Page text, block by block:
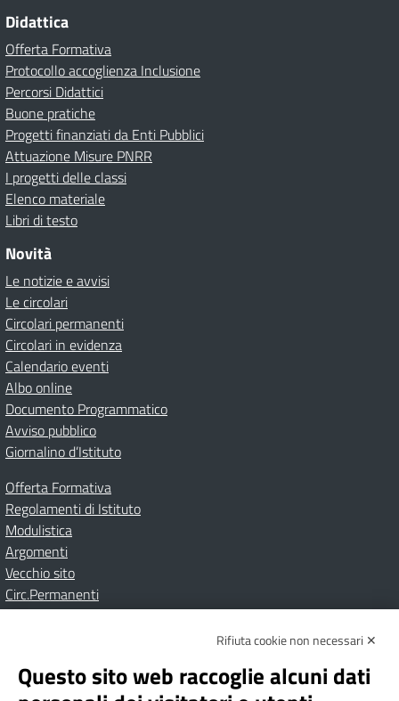
Didattica
Offerta Formativa
Protocollo accoglienza Inclusione
Percorsi Didattici
Buone pratiche
Progetti finanziati da Enti Pubblici
Attuazione Misure PNRR
I progetti delle classi
Elenco materiale
Libri di testo
Novità
Le notizie e avvisi
Le circolari
Circolari permanenti
Circolari in evidenza
Calendario eventi
Albo online
Documento Programmatico
Avviso pubblico
Giornalino d’Istituto
Offerta Formativa
Regolamenti di Istituto
Modulistica
Argomenti
Vecchio sito
Circ.Permanenti
Albo onlinePrivacy Policy
Dichiarazione di accessibilità
Note Legali
Rifiuta cookie non necessari ✕
Questo sito web raccoglie alcuni dati